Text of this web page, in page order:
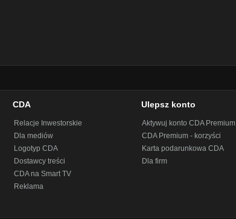
CDA
Relacje Inwestorskie
Dla mediów
Logotyp CDA
Dostawcy treści
CDA na Smart TV
Reklama
Ulepsz konto
Aktywuj konto CDA Premium
CDA Premium - korzyści
Karta podarunkowa CDA
Dla firm